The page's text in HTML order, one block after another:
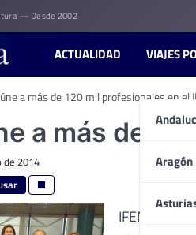
— Desde 2002
ACTUALIDAD VIAJES
Aragón
a más de 120 mil profesionales en el
a más de
de 2014
IFEMA